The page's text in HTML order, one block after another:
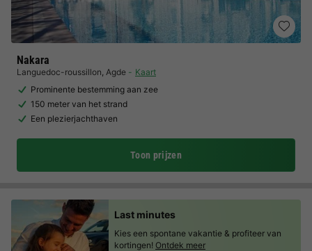
Nakara
Languedoc-roussillon, Agde
Kaart
Prominente bestemming aan zee
150 meter van het strand
Een plezierjachthaven
Toon prijzen
Last minutes
Kies een spontane vakantie & profiteer van
kortingen! Ontdek meer